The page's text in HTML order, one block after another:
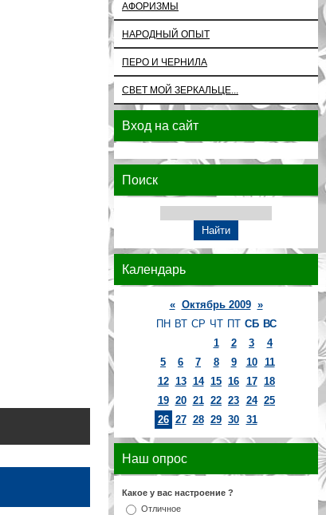
АФОРИЗМЫ
НАРОДНЫЙ ОПЫТ
ПЕРО И ЧЕРНИЛА
СВЕТ МОЙ ЗЕРКАЛЬЦЕ...
Вход на сайт
Поиск
Календарь
« Октябрь 2009 »
ПН ВТ СР ЧТ ПТ СБ ВС
1
2 3
4
5
6 7 8 9 10
11
12 13 14 15 16 17 18
19 20 21 22 23 24 25
26 27 28 29 30 31
Наш опрос
Какое у вас настроение ?
Отличное